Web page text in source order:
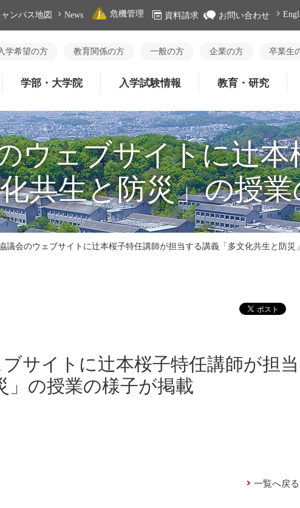
ャンパス地図 News 危機管理 資料請求 お問い合わせ
学希望の方 教育関係の方 一般の方 企業の方 卒業生
学部・大学院 入学試験情報 教育・研究
ウェブサイトに辻
共生と防災」の授
議会のウェブサイトに辻本桜子特任講師が担当する講義「多文化共生と防災
サイトに辻本桜子特任講師が担当
」の授業の様子が掲載
一覧へ戻る